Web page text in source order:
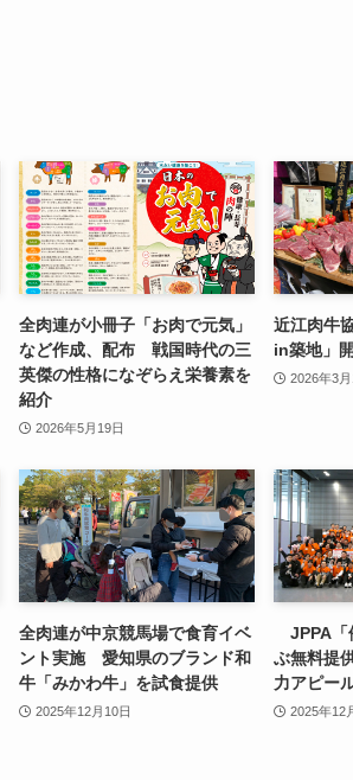
全肉連が小冊子「お肉で元気」
など作成、配布 戦国時代の三
英傑の性格になぞらえ栄養素を
紹介
2026年5月19日
近江肉牛
in築地」
2026年3月
全肉連が中京競馬場で食育イベ
ント実施 愛知県のブランド和
牛「みかわ牛」を試食提供
2025年12月10日
JPPA「
ぶ無料提
力アピー
2025年12